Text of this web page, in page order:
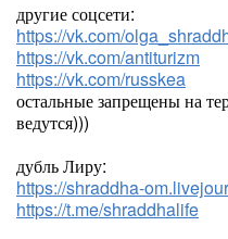
другие соцсети:
https://vk.com/
https://vk.com/antiturizm
https://vk.com/russkea
остальные запрещены на
ведутся)))
дубль Лиру:
https://shraddha-
https://t.me/shraddhalife